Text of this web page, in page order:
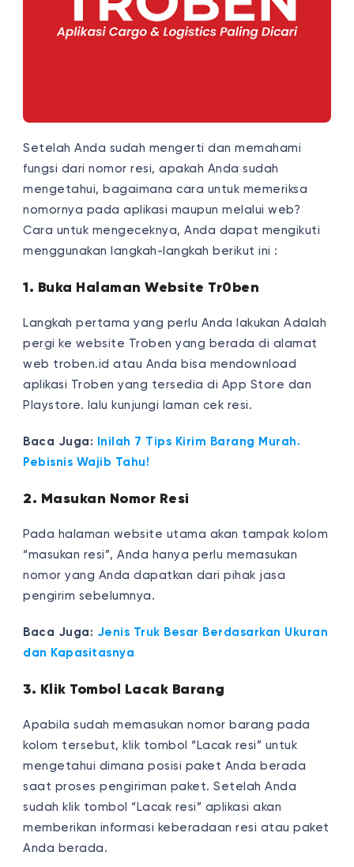
Setelah Anda sudah mengerti dan memahami
fungsi dari nomor resi, apakah Anda sudah
mengetahui, bagaimana cara untuk memeriksa
nomornya pada aplikasi maupun melalui web?
Cara untuk mengeceknya, Anda dapat mengikuti
menggunakan langkah-langkah berikut ini :
1. Buka Halaman Website Tr0ben
Langkah pertama yang perlu Anda lakukan Adalah
pergi ke website Troben yang berada di alamat
web troben.id atau Anda bisa mendownload
aplikasi Troben yang tersedia di App Store dan
Playstore. lalu kunjungi laman cek resi.
Baca Juga:
Inilah 7 Tips Kirim Barang Murah.
Pebisnis Wajib Tahu!
2. Masukan Nomor Resi
Pada halaman website utama akan tampak kolom
“masukan resi”, Anda hanya perlu memasukan
nomor yang Anda dapatkan dari pihak jasa
pengirim sebelumnya.
Baca Juga: Jenis Truk Besar Berdasarkan Ukuran
dan Kapasitasnya
3. Klik Tombol Lacak Barang
Apabila sudah memasukan nomor barang pada
kolom tersebut, klik tombol “Lacak resi” untuk
mengetahui dimana posisi paket Anda berada
saat proses pengiriman paket. Setelah Anda
sudah klik tombol “Lacak resi” aplikasi akan
memberikan informasi keberadaan resi atau paket
Anda berada.